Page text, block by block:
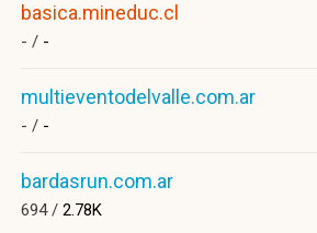
basica.mineduc.cl
- / -
multieventodelvalle.com.ar
- / -
bardasrun.com.ar
694 / 2.78K